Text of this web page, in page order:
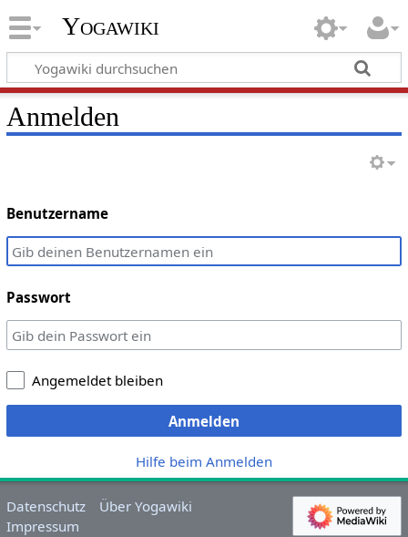
Yogawiki
Anmelden
Benutzername
Passwort
Angemeldet bleiben
Anmelden
Hilfe beim Anmelden
Datenschutz
Über Yogawiki
Impressum